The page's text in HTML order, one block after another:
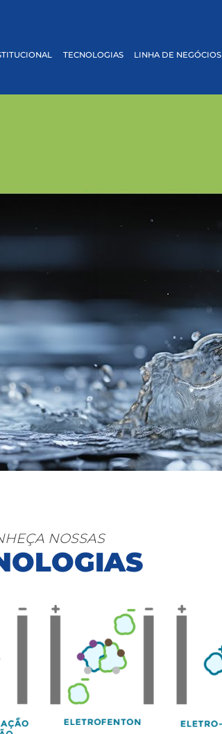
TECNOLOGIAS LINHA DE NEGÓCIOS
NOSSAS